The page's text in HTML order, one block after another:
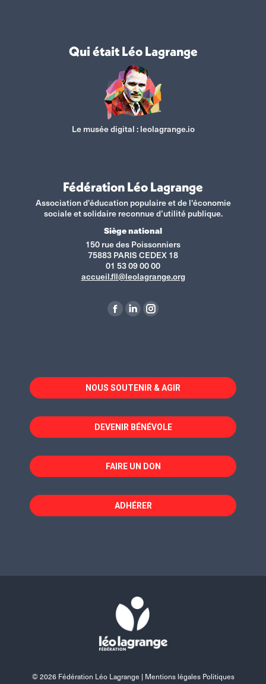
Qui était Léo Lagrange
Le musée digital :leolagrange.io
Fédération Léo Lagrange
Association d'éducation populaire et de l'économie
sociale et solidaire reconnue d’utilité publique.
Siège national
150 rue des Poissonniers
75883 PARIS CEDEX 18
01 53 09 00 00
accueil.fll@leolagrange.org
La
dans
une
fenêtre
La
dans
une
fenêtre
La
dans
une
fenêtre
NOUS SOUTENIR & AGIR
DEVENIR BÉNÉVOLE
FAIRE UN DON
ADHÉRER
© 2026 Fédération Léo Lagrange | Mentions légales Politiques